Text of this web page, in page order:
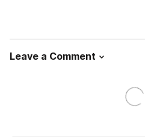
Leave a Comment